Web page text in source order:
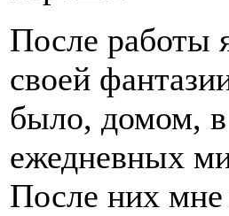
После работы
своей
было, домом,
ежедневных
После них